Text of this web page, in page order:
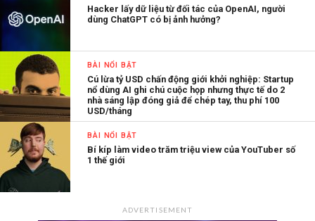
Hacker lấy dữ liệu từ đối tác của OpenAI, người
dùng ChatGPT có bị ảnh hưởng?
BÀI NỔI BẬT
Cú lừa tỷ USD chấn động giới khởi nghiệp: Startup
nổ dùng AI ghi chú cuộc họp nhưng thực tế do 2
nhà sáng lập đóng giả để chép tay, thu phí 100
USD/tháng
BÀI NỔI BẬT
Bí kíp làm video trăm triệu view của YouTuber số
1 thế giới
ADVERTISEMENT